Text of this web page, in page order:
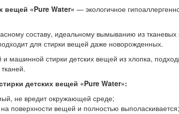
вещей «Pure Water» — экологичное
составу, идеальному вымыванию из тканевых
для стирки вещей даже новорожденных.
машинной стирки детских вещей из хлопка,
детских вещей «Pure Water»:
не вредит окружающей среде;
поверхности вещей и полностью выполаскивается;